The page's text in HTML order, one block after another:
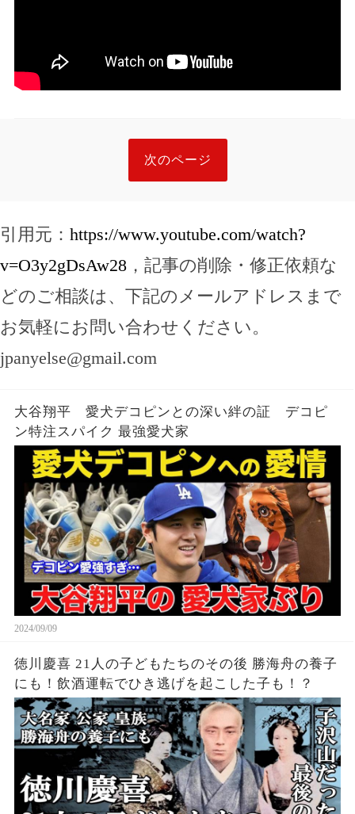
次のページ
引用元： https://www.youtube.com/watch?
v=O3y2gDsAw28 ，記事の削除・修正依頼な
どのご相談は、下記のメールアドレスまで
お気軽にお問い合わせください。
jpanyelse@gmail.com
大谷翔平 愛犬デコピンとの深い絆の証 デコピ
ン特注スパイク 最強愛犬家
2024/09/09
徳川慶喜 21人の子どもたちのその後 勝海舟の養子
にも！飲酒運転でひき逃げを起こした子も！？